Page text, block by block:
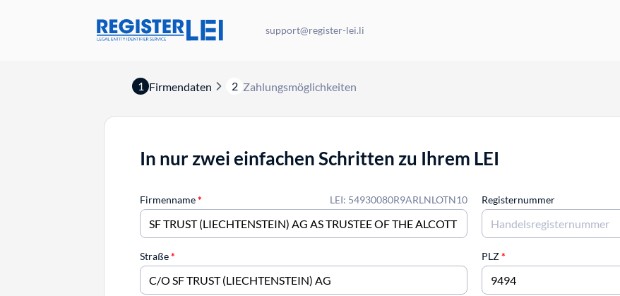
support@register-lei.li
1 Firmendaten 2 Zahlungsmöglichkeiten
In nur zwei einfachen Schritten zu Ihrem LEI
LEI: 54930080R9ARLNLOTN10
Firmenname* Registernummer
Straße* PLZ*